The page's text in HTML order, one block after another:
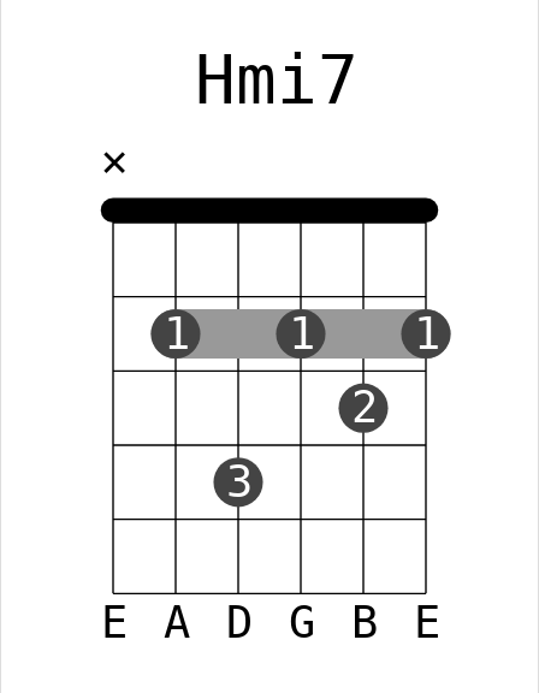
Hmi7
E A D G B E
✕
1
3
1
2
1